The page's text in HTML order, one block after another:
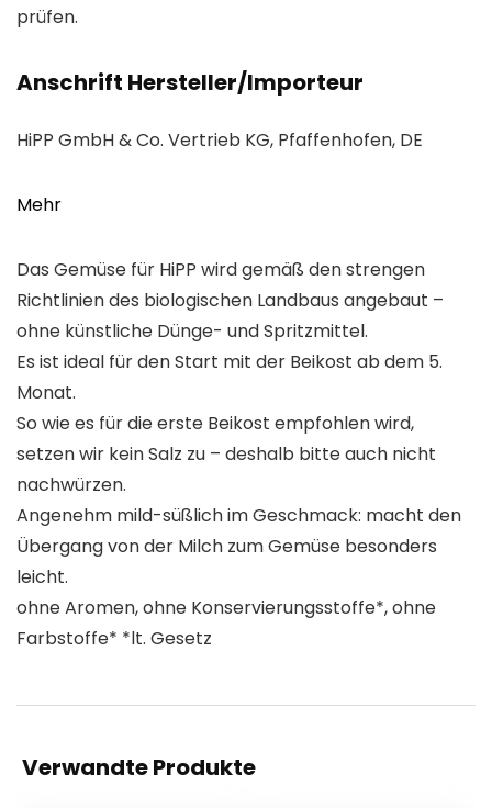
prüfen.
Anschrift Hersteller/Importeur
HiPP GmbH & Co. Vertrieb KG, Pfaffenhofen, DE
Mehr
Das Gemüse für HiPP wird gemäß den strengen
Richtlinien des biologischen Landbaus angebaut –
ohne künstliche Dünge- und Spritzmittel.
Es ist ideal für den Start mit der Beikost ab dem 5.
Monat.
So wie es für die erste Beikost empfohlen wird,
setzen wir kein Salz zu – deshalb bitte auch nicht
nachwürzen.
Angenehm mild-süßlich im Geschmack: macht den
Übergang von der Milch zum Gemüse besonders
leicht.
ohne Aromen, ohne Konservierungsstoffe*, ohne
Farbstoffe* *lt. Gesetz
Verwandte Produkte